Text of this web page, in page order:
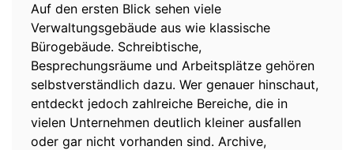
Auf den ersten Blick sehen viele
Verwaltungsgebäude aus wie klassische
Bürogebäude. Schreibtische,
Besprechungsräume und Arbeitsplätze gehören
selbstverständlich dazu. Wer genauer hinschaut,
entdeckt jedoch zahlreiche Bereiche, die in
vielen Unternehmen deutlich kleiner ausfallen
oder gar nicht vorhanden sind. Archive,